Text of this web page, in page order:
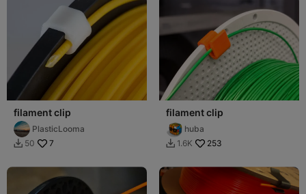
filament clip
PlasticLooma
 50 7
filament clip
huba
 1.6K 253